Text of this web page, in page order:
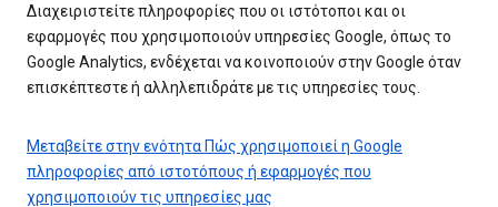
Διαχειριστείτε πληροφορίες που οι ιστότοποι και οι
εφαρμογές που χρησιμοποιούν υπηρεσίες Google, όπως το
Google Analytics, ενδέχεται να κοινοποιούν στην Google όταν
επισκέπτεστε ή αλληλεπιδράτε με τις υπηρεσίες τους.
Μεταβείτε στην ενότητα Πώς χρησιμοποιεί η Google
πληροφορίες από ιστοτόπους ή εφαρμογές που
χρησιμοποιούν τις υπηρεσίες μας